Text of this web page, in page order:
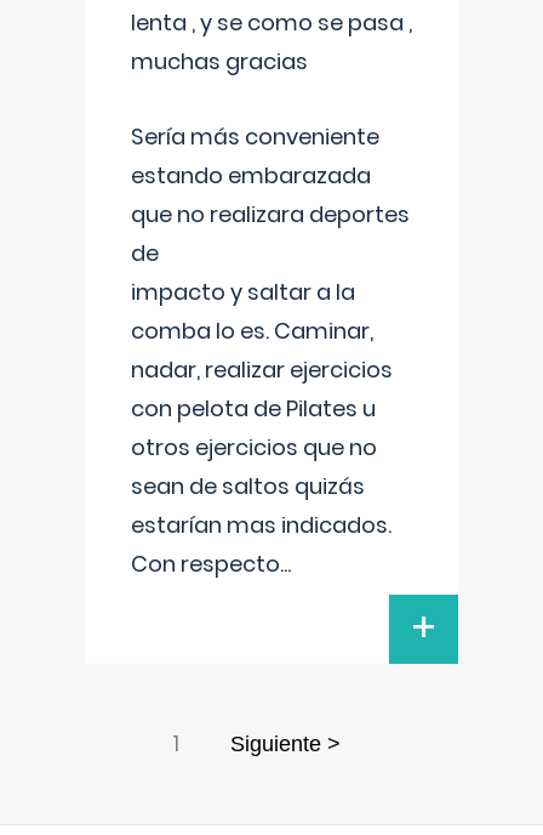
lenta , y se como se pasa ,
muchas gracias
Sería más conveniente
estando embarazada
que no realizara deportes
de
impacto y saltar a la
comba lo es. Caminar,
nadar, realizar ejercicios
con pelota de Pilates u
otros ejercicios que no
sean de saltos quizás
estarían mas indicados.
Con respecto...
+
1 Siguiente >